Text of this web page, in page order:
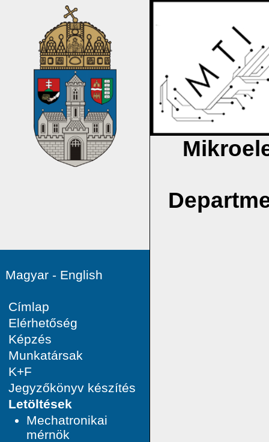
Magyar- English
Címlap
Elérhetőség
Képzés
Munkatársak
K+F
Jegyzőkönyv készítés
Letöltések
Mechatronikai
mérnök